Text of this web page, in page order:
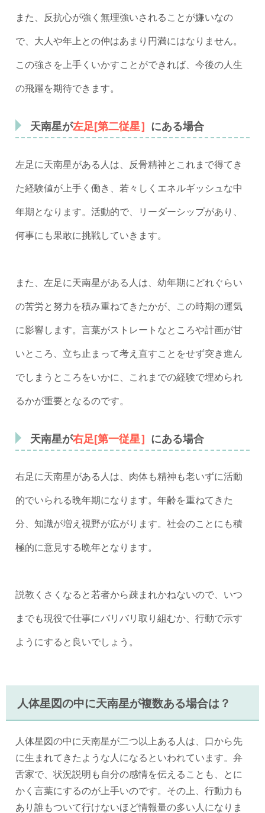
また、反抗心が強く無理強いされることが嫌いなの
で、大人や年上との仲はあまり円満にはなりません。
この強さを上手くいかすことができれば、今後の人生
の飛躍を期待できます。
天南星が左足[第二従星］ にある場合
左足に天南星がある人は、反骨精神とこれまで得てき
た経験値が上手く働き、若々しくエネルギッシュな中
年期となります。活動的で、リーダーシップがあり、
何事にも果敢に挑戦していきます。
また、左足に天南星がある人は、幼年期にどれぐらい
の苦労と努力を積み重ねてきたかが、この時期の運気
に影響します。言葉がストレートなところや計画が甘
いところ、立ち止まって考え直すことをせず突き進ん
でしまうところをいかに、これまでの経験で埋められ
るかが重要となるのです。
天南星が右足[第一従星］ にある場合
右足に天南星がある人は、肉体も精神も老いずに活動
的でいられる晩年期になります。年齢を重ねてきた
分、知識が増え視野が広がります。社会のことにも積
極的に意見する晩年となります。
説教くさくなると若者から疎まれかねないので、いつ
までも現役で仕事にバリバリ取り組むか、行動で示す
ようにすると良いでしょう。
人体星図の中に天南星が複数ある場合は？
人体星図の中に天南星が二つ以上ある人は、口から先
に生まれてきたような人になるといわれています。弁
舌家で、状況説明も自分の感情を伝えることも、とに
かく言葉にするのが上手いのです。その上、行動力も
あり誰もついて行けないほど情報量の多い人になりま